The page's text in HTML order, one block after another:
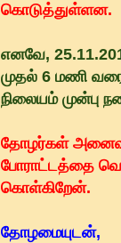
கொடுத்துள்ளன.
எனவே,
முதல் 6 மணி
நிலையம் முன்பு
தோழர்கள்
போராட்டத்தை
கொள்கிறேன்.
தோழமையுடன்,